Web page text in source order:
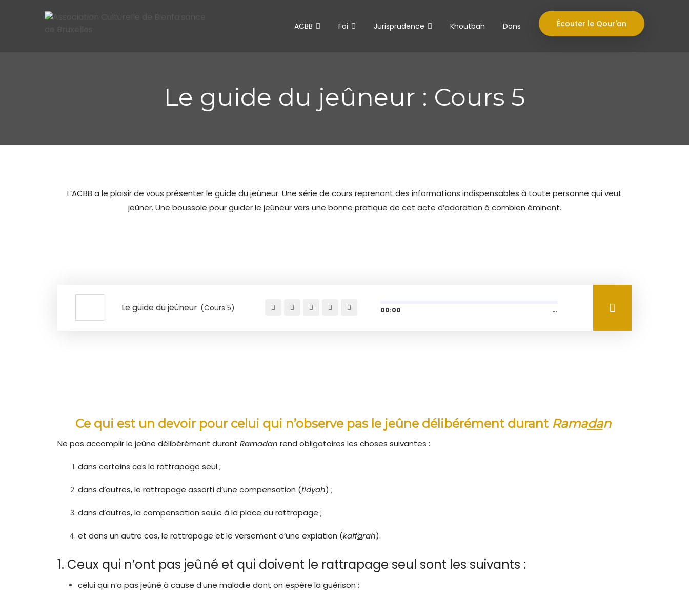
Écouter le Qour'an
ACBB Foi Jurisprudence Khoutbah Dons
Le guide du jeûneur : Cours 5
L’ACBB a le plaisir de vous présenter le guide du jeûneur. Une série de cours reprenant des informations indispensables à toute personne qui veut
jeûner. Une boussole pour guider le jeûneur vers une bonne pratique de cet acte d’adoration ô combien éminent.
Le guide du jeûneur (Cours 5) 00:00 …
Ce qui est un devoir pour celui qui n’observe pas le jeûne délibérément durant Ramadan
Ne pas accomplir le jeûne délibérément durant Ramadan rend obligatoires les choses suivantes :
dans certains cas le rattrapage seul ;
dans d’autres, le rattrapage assorti d’une compensation (fidyah) ;
dans d’autres, la compensation seule à la place du rattrapage ;
et dans un autre cas, le rattrapage et le versement d’une expiation (kaffarah).
1. Ceux qui n’ont pas jeûné et qui doivent le rattrapage seul sont les suivants :
celui qui n’a pas jeûné à cause d’une maladie dont on espère la guérison ;